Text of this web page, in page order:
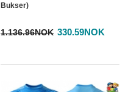
Bukser)
1.136.96NOK 330.59NOK